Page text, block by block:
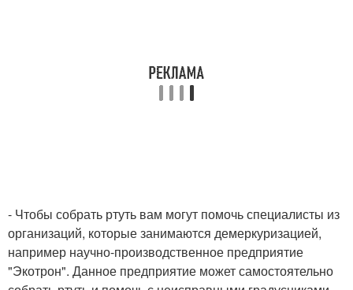
- Чтобы собрать ртуть вам могут помочь специалисты из
организаций, которые занимаются демеркуризацией,
например научно-производственное предприятие
"Экотрон". Данное предприятие может самостоятельно